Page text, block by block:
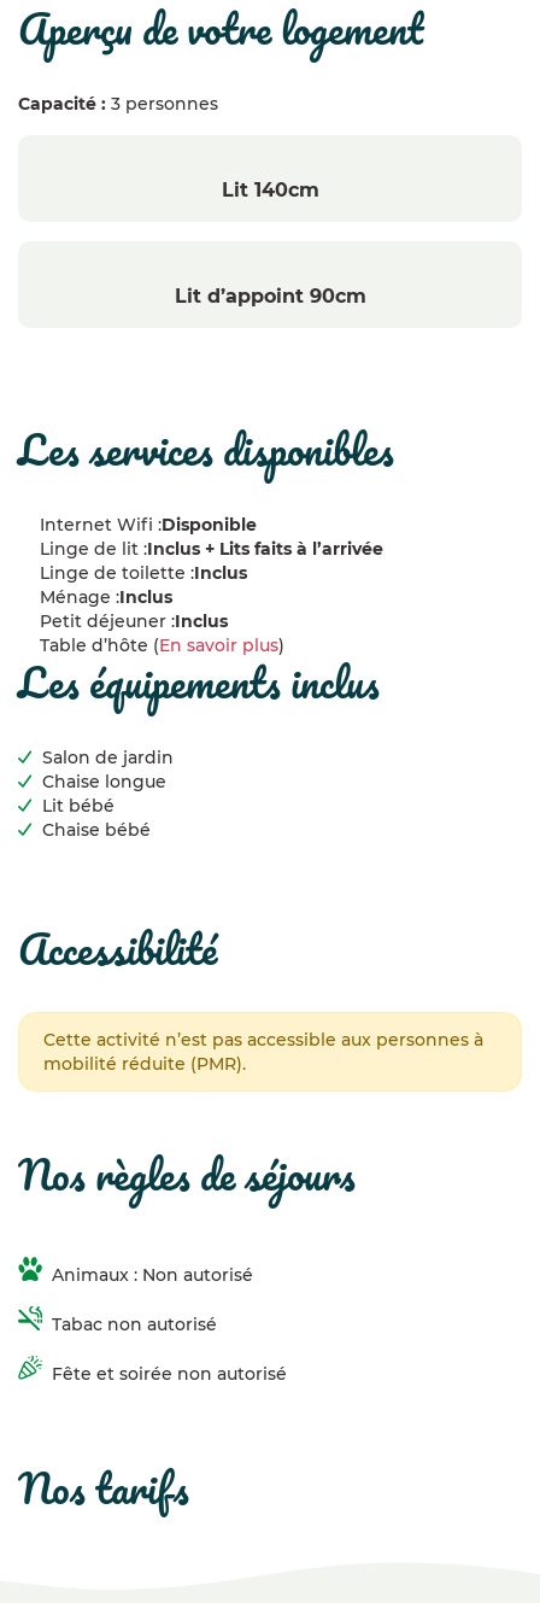
aperçu de votre logement
Capacité : 3 personnes
Lit 140cm
Lit d’appoint 90cm
les services disponibles
Internet Wifi :Disponible
Linge de lit :Inclus + Lits faits à l’arrivée
Linge de toilette :Inclus
Ménage :Inclus
Petit déjeuner :Inclus
Table d’hôte (En savoir plus)
les équipements inclus
Salon de jardin
Chaise longue
Lit bébé
Chaise bébé
accessibilité
Cette activité n’est pas accessible aux personnes à
mobilité réduite (PMR).
nos règles de séjours
Animaux : Non autorisé
Tabac non autorisé
Fête et soirée non autorisé
nos tarifs